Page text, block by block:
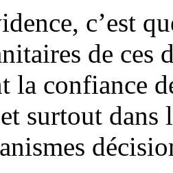
c’est
de ces
la confiance
surtout dans